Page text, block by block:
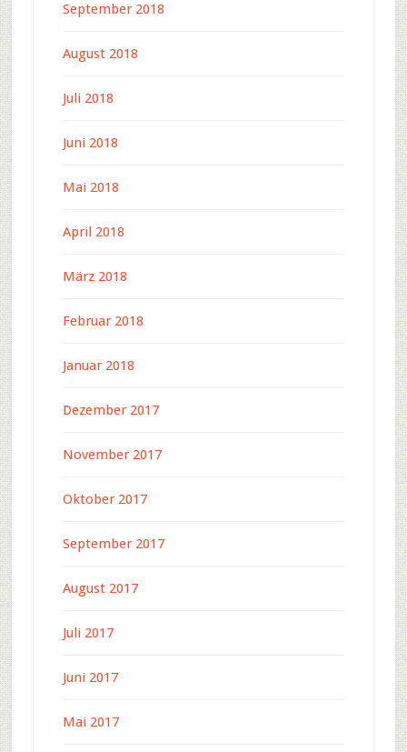
September 2018
August 2018
Juli 2018
Juni 2018
Mai 2018
April 2018
März 2018
Februar 2018
Januar 2018
Dezember 2017
November 2017
Oktober 2017
September 2017
August 2017
Juli 2017
Juni 2017
Mai 2017